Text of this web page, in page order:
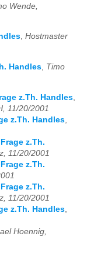
Wende,
, Hostmaster
Handles, Timo
z.Th. Handles
11/20/2001
z.Th. Handles
z.Th.
11/20/2001
z.Th.
z.Th.
11/20/2001
z.Th. Handles
Hoennig,